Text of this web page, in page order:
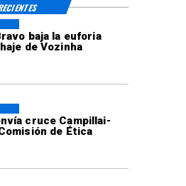
baja la euforia
de Vozinha
cruce Campillai-
de Ética